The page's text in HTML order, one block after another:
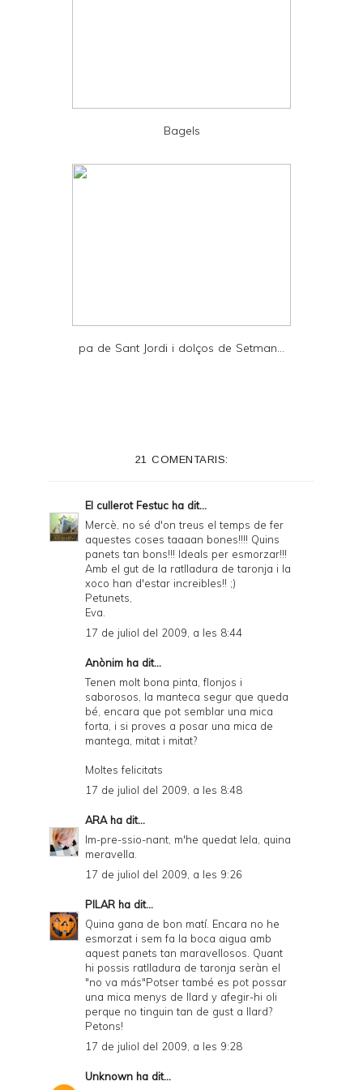
Bagels
pa de Sant Jordi i dolços de Setman...
21 COMENTARIS:
El cullerot Festuc ha dit...
Mercè, no sé d'on treus el temps de fer
aquestes coses taaaan bones!!!! Quins
panets tan bons!!! Ideals per esmorzar!!!
Amb el gut de la ratlladura de taronja i la
xoco han d'estar increibles!! ;)
Petunets,
Eva.
17 de juliol del 2009, a les 8:44
Anònim ha dit...
Tenen molt bona pinta, flonjos i
saborosos, la manteca segur que queda
bé, encara que pot semblar una mica
forta, i si proves a posar una mica de
mantega, mitat i mitat?
Moltes felicitats
17 de juliol del 2009, a les 8:48
ARAha dit...
Im-pre-ssio-nant, m'he quedat lela, quina
meravella.
17 de juliol del 2009, a les 9:26
PILAR ha dit...
Quina gana de bon matí. Encara no he
esmorzat i sem fa la boca aigua amb
aquest panets tan maravellosos. Quant
hi possis ratlladura de taronja seràn el
"no va más"Potser també es pot possar
una mica menys de llard y afegir-hi oli
perque no tinguin tan de gust a llard?
Petons!
17 de juliol del 2009, a les 9:28
Unknown ha dit...